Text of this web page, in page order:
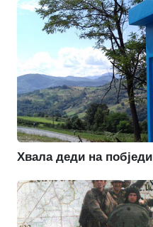
Хвала деди на побједи